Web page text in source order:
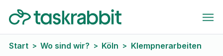
Start > Wo sind wir? > Köln > Klempnerarbeiten